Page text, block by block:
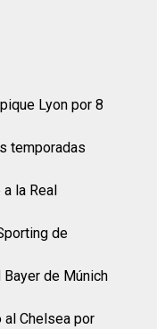
Lyon por 8
temporadas
la Real
de
Bayer de Múnich
al Chelsea por